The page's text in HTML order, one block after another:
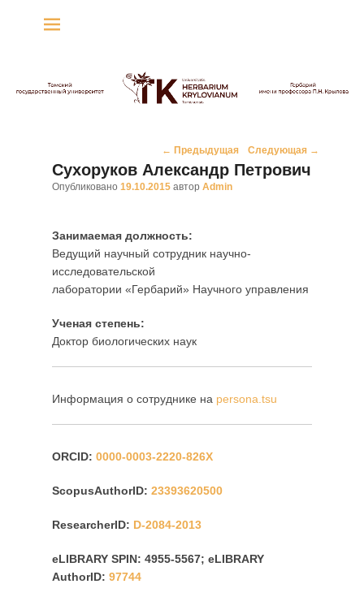
Навигация
по
записям
← Предыдущая Следующая →
Сухоруков Александр Петрович
Опубликовано 19.10.2015 автор Admin
Занимаемая должность:
Ведущий научный сотрудник научно-
исследовательской
лаборатории «Гербарий» Научного управления
Ученая степень:
Доктор биологических наук
Информация о сотруднике на persona.tsu
ORCID: 0000-0003-2220-826X
ScopusAuthorID: 23393620500
ResearcherID: D-2084-2013
eLIBRARY SPIN: 4955-5567; eLIBRARY
AuthorID: 97744